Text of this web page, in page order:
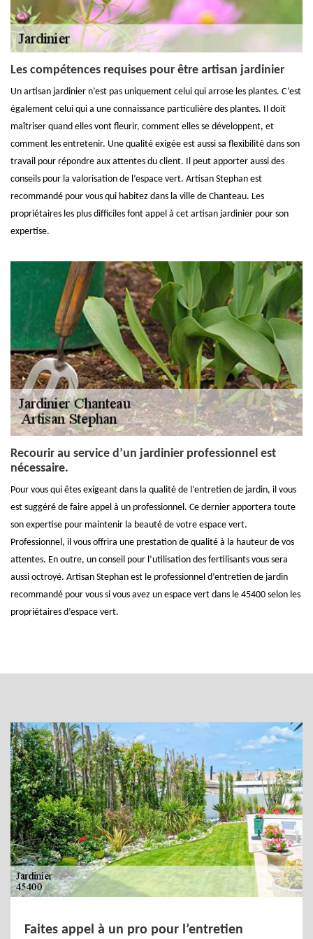
Les compétences requises pour être artisan jardinier
Un artisan jardinier n’est pas uniquement celui qui arrose les plantes. C’est
également celui qui a une connaissance particulière des plantes. Il doit
maîtriser quand elles vont fleurir, comment elles se développent, et
comment les entretenir. Une qualité exigée est aussi sa flexibilité dans son
travail pour répondre aux attentes du client. Il peut apporter aussi des
conseils pour la valorisation de l’espace vert. Artisan Stephan est
recommandé pour vous qui habitez dans la ville de Chanteau. Les
propriétaires les plus difficiles font appel à cet artisan jardinier pour son
expertise.
Recourir au service d’un jardinier professionnel est
nécessaire.
Pour vous qui êtes exigeant dans la qualité de l’entretien de jardin, il vous
est suggéré de faire appel à un professionnel. Ce dernier apportera toute
son expertise pour maintenir la beauté de votre espace vert.
Professionnel, il vous offrira une prestation de qualité à la hauteur de vos
attentes. En outre, un conseil pour l’utilisation des fertilisants vous sera
aussi octroyé. Artisan Stephan est le professionnel d’entretien de jardin
recommandé pour vous si vous avez un espace vert dans le 45400 selon les
propriétaires d’espace vert.
Faites appel à un pro pour l’entretien